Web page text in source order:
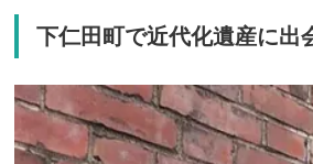
下仁田町で近代化遺産に出